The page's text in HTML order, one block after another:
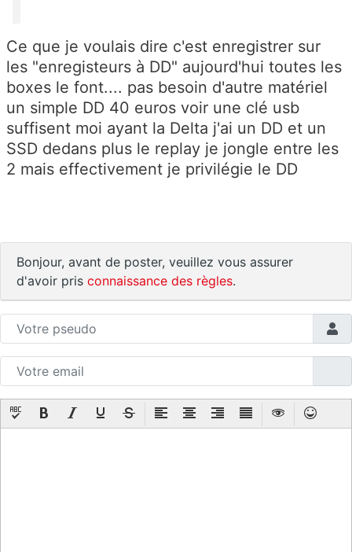
Ce que je voulais dire c'est enregistrer sur
les "enregisteurs à DD" aujourd'hui toutes les
boxes le font.... pas besoin d'autre matériel
un simple DD 40 euros voir une clé usb
suffisent moi ayant la Delta j'ai un DD et un
SSD dedans plus le replay je jongle entre les
2 mais effectivement je privilégie le DD
Bonjour, avant de poster, veuillez vous assurer
d'avoir pris connaissance des règles.